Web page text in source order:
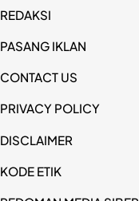
REDAKSI
PASANG IKLAN
CONTACT US
PRIVACY POLICY
DISCLAIMER
KODE ETIK